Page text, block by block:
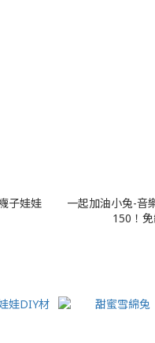
子娃娃
一起加油小兔-音
150！